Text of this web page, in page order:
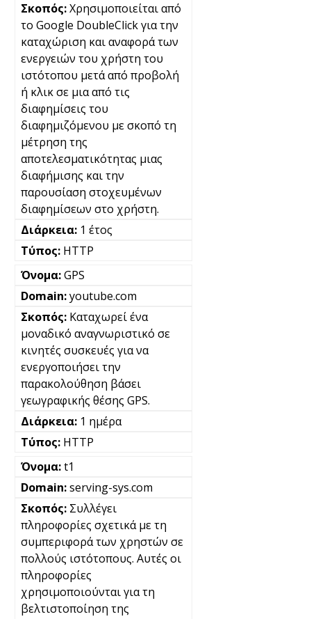
Χρησιμοποιείται από
το Google DoubleClick για την
καταχώριση και αναφορά των
ενεργειών του χρήστη του
ιστότοπου μετά από προβολή
ή κλικ σε μια από τις
διαφημίσεις του
διαφημιζόμενου με σκοπό τη
μέτρηση της
αποτελεσματικότητας μιας
διαφήμισης και την
παρουσίαση στοχευμένων
διαφημίσεων στο χρήστη.
1 έτος
HTTP
GPS
youtube.com
Καταχωρεί ένα
μοναδικό αναγνωριστικό σε
κινητές συσκευές για να
ενεργοποιήσει την
παρακολούθηση βάσει
γεωγραφικής θέσης GPS.
1 ημέρα
HTTP
t1
serving-sys.com
Συλλέγει
πληροφορίες σχετικά με τη
συμπεριφορά των χρηστών σε
πολλούς ιστότοπους. Αυτές οι
πληροφορίες
χρησιμοποιούνται για τη
βελτιστοποίηση της